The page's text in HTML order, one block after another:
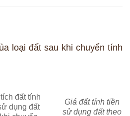
loại đất sau khi chuyển tính
đất tính
dụng đất
Giá đất tính tiền
sử dụng đất theo